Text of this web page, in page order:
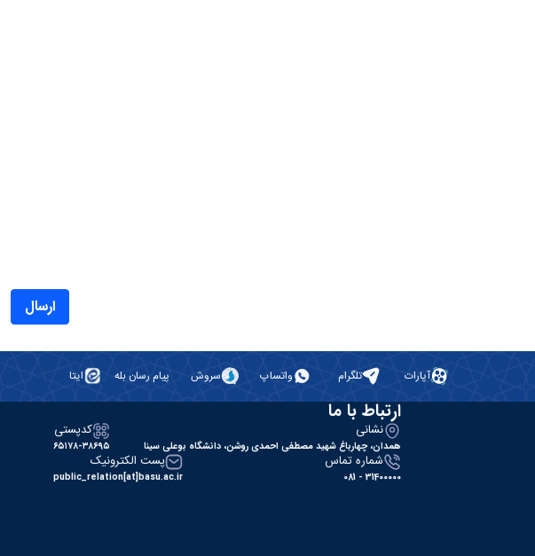
ارسال
آپارات تلگرام واتساپ سروش پیام رسان بله ایتا
ارتباط با ما
نشانی
همدان، چهارباغ شهید مصطفی احمدی روشن، دانشگاه بوعلی سینا
کدپستی
۶۵۱۷۸-۳۸۶۹۵
شماره تماس
31400000 - 081
پست الکترونیک
public_relation[at]basu.ac.ir